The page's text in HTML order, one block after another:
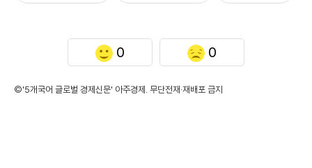
0 0
©'5개국어 글로벌 경제신문' 아주경제. 무단전재·재배포 금지